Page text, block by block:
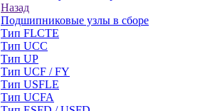
Назад
Подшипниковые узлы в сборе
Тип FLCTE
Тип UCC
Тип UP
Тип UCF / FY
Тип USFLE
Тип UCFA